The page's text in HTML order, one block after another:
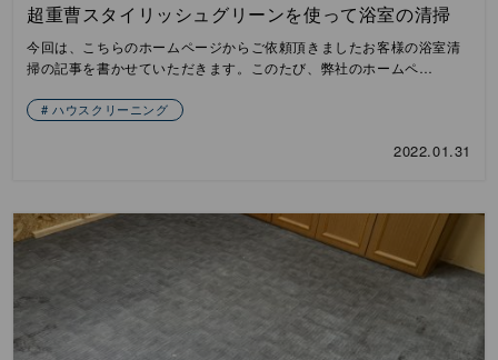
超重曹スタイリッシュグリーンを使って浴室の清掃
今回は、こちらのホームページからご依頼頂きましたお客様の浴室清
掃の記事を書かせていただきます。このたび、弊社のホームペ…
ハウスクリーニング
2022.01.31